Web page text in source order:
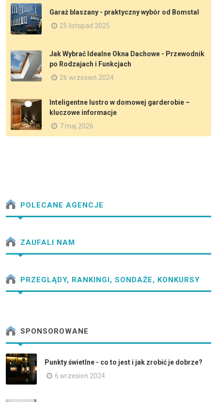
Garaż blaszany - praktyczny wybór od Bomstal
25 listopad 2025
Jak Wybrać Idealne Okna Dachowe - Przewodnik
po Rodzajach i Funkcjach
26 wrzesień 2024
Inteligentne lustro w domowej garderobie –
kluczowe informacje
7 maj 2026
POLECANE AGENCJE
ZAUFALI NAM
PRZEGLĄDY, RANKINGI, SONDAŻE, KONKURSY
SPONSOROWANE
Punkty świetlne - co to jest i jak zrobić je dobrze?
6 wrzesień 2024